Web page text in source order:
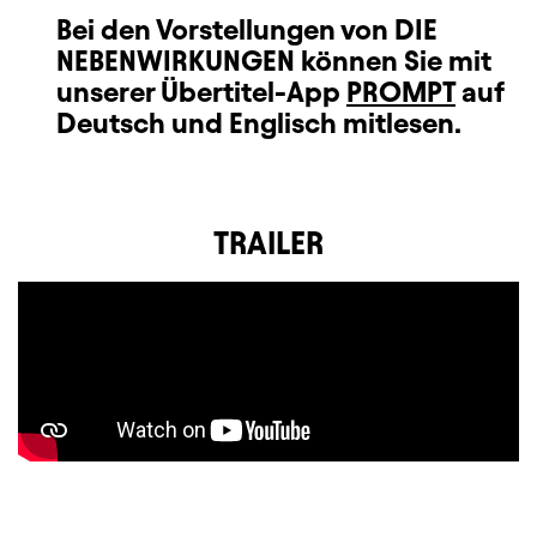
Bei den Vorstellungen von DIE
NEBENWIRKUNGEN können Sie mit
unserer Übertitel-App PROMPTauf
Deutsch und Englisch mitlesen.
TRAILER